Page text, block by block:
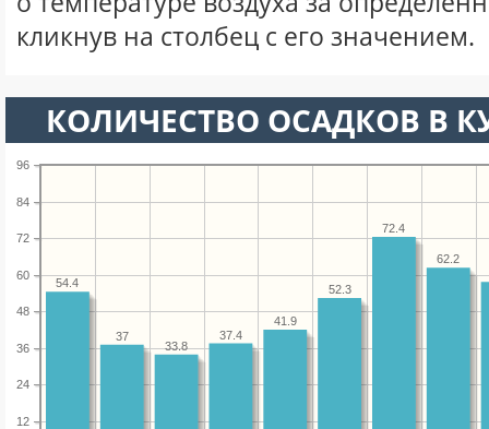
кликнув на столбец с его значением.
КОЛИЧЕСТВО ОСАДКОВ В
12
24
36
48
60
72
84
96
62.2
72.4
52.3
41.9
37.4
33.8
37
54.4